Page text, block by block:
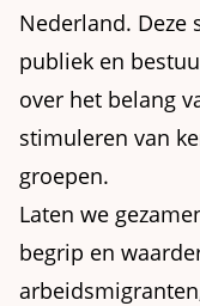
Nederland. Deze
publiek en
over het belang
stimuleren van
groepen.
Laten we
begrip en